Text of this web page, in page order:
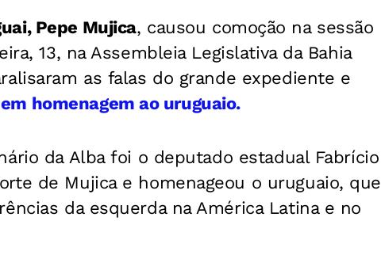
Pepe Mujica, causou comoção na sessão
13, na Assembleia Legislativa da Bahia
as falas do grande expediente e
homenagem ao uruguaio.
da Alba foi o deputado estadual Fabrício
de Mujica e homenageou o uruguaio, que
da esquerda na América Latina e no